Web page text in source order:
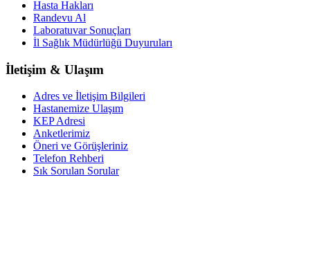
Hasta Hakları
Randevu Al
Laboratuvar Sonuçları
İl Sağlık Müdürlüğü Duyuruları
İletişim & Ulaşım
Adres ve İletişim Bilgileri
Hastanemize Ulaşım
KEP Adresi
Anketlerimiz
Öneri ve Görüşleriniz
Telefon Rehberi
Sık Sorulan Sorular